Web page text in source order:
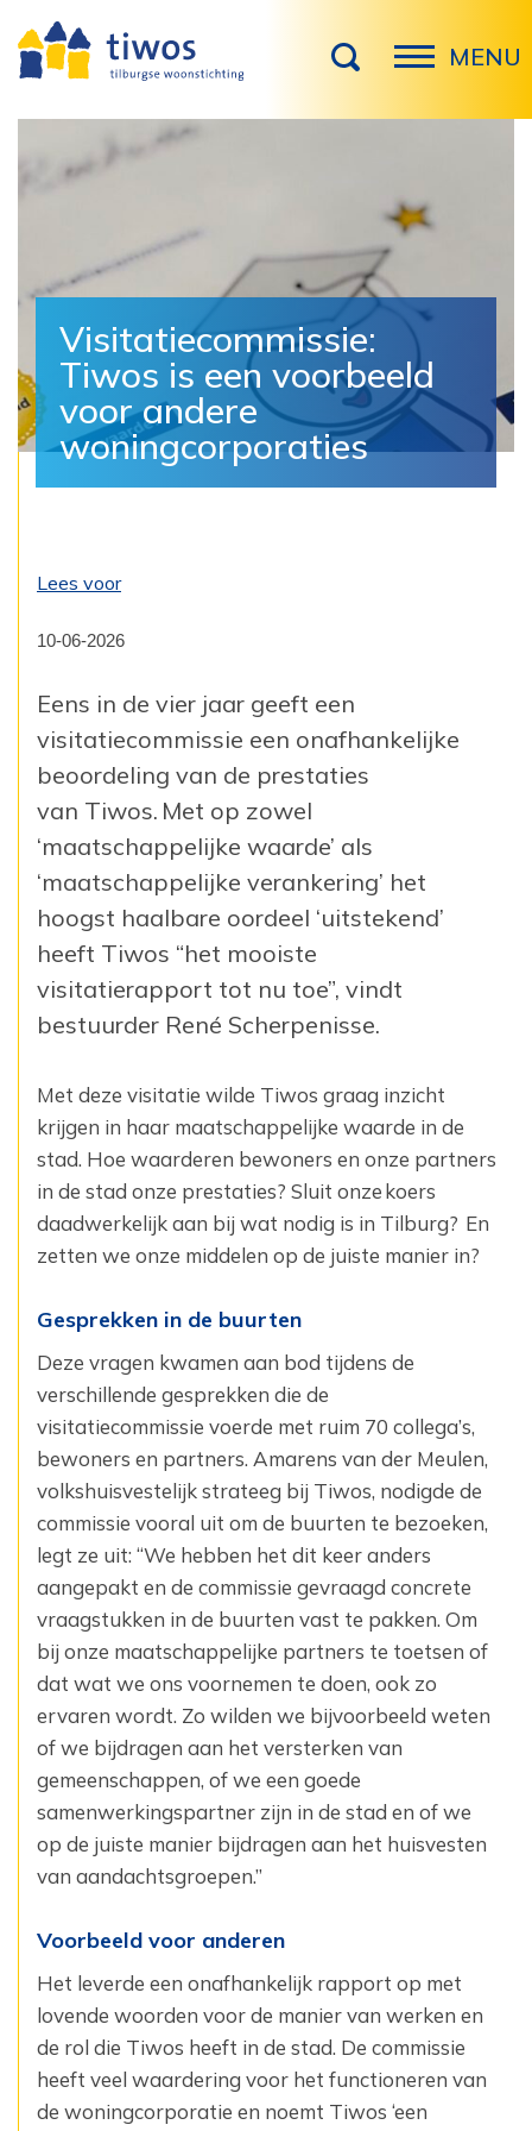
MENU
Visitatiecommissie:
Tiwos is een voorbeeld
voor andere
woningcorporaties
Lees voor
10-06-2026
Eens in de vier jaar geeft een
visitatiecommissie een onafhankelijke
beoordeling van de prestaties
van Tiwos. Met op zowel
‘maatschappelijke waarde’ als
‘maatschappelijke verankering’ het
hoogst haalbare oordeel ‘uitstekend’
heeft Tiwos “het mooiste
visitatierapport tot nu toe”, vindt
bestuurder René Scherpenisse.
Met deze visitatie wilde Tiwos graag inzicht
krijgen in haar maatschappelijke waarde in de
stad. Hoe waarderen bewoners en onze partners
in de stad onze prestaties? Sluit onze koers
daadwerkelijk aan bij wat nodig is in Tilburg? En
zetten we onze middelen op de juiste manier in?
Gesprekken in de buurten
Deze vragen kwamen aan bod tijdens de
verschillende gesprekken die de
visitatiecommissie voerde met ruim 70 collega’s,
bewoners en partners. Amarens van der Meulen,
volkshuisvestelijk strateeg bij Tiwos, nodigde de
commissie vooral uit om de buurten te bezoeken,
legt ze uit: “We hebben het dit keer anders
aangepakt en de commissie gevraagd concrete
vraagstukken in de buurten vast te pakken. Om
bij onze maatschappelijke partners te toetsen of
dat wat we ons voornemen te doen, ook zo
ervaren wordt. Zo wilden we bijvoorbeeld weten
of we bijdragen aan het versterken van
gemeenschappen, of we een goede
samenwerkingspartner zijn in de stad en of we
op de juiste manier bijdragen aan het huisvesten
van aandachtsgroepen.”
Voorbeeld voor anderen
Het leverde een onafhankelijk rapport op met
lovende woorden voor de manier van werken en
de rol die Tiwos heeft in de stad. De commissie
heeft veel waardering voor het functioneren van
de woningcorporatie en noemt Tiwos ‘een